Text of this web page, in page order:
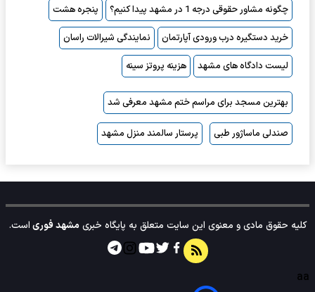
چگونه مشاور حقوقی درجه 1 در مشهد پیدا کنیم؟
پنجره هشت
خرید دستگیره درب ورودی آپارتمان
نمایندگی شیرالات راسان
لیست دادگاه های مشهد
هزینه پروتز سینه
بهترین مسجد برای مراسم ختم مشهد معرفی شد
صندلی ماساژور طبی پرستار سالمند منزل مشهد
کلیه حقوق مادی و معنوی این سایت متعلق به پایگاه خبریمشهد فوریاست.
aa